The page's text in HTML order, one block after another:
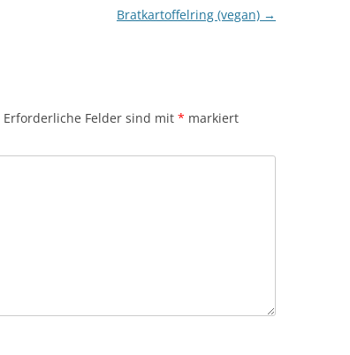
Bratkartoffelring (vegan) →
Erforderliche Felder sind mit * markiert